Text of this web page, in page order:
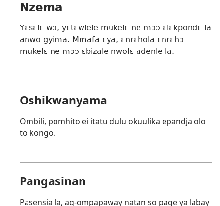
Nzema
Yɛsɛlɛ wɔ, yɛtɛwiele mukelɛ ne mɔɔ ɛlɛkpondɛ la
anwo gyima. Mmafa ɛya, ɛnrɛhola ɛnrɛhɔ
mukelɛ ne mɔɔ ɛbizale nwolɛ adenle la.
Oshikwanyama
Ombili, pomhito ei itatu dulu okuulika epandja olo
to kongo.
Pangasinan
Pasensia la, ag-ompapaway natan so page ya labay